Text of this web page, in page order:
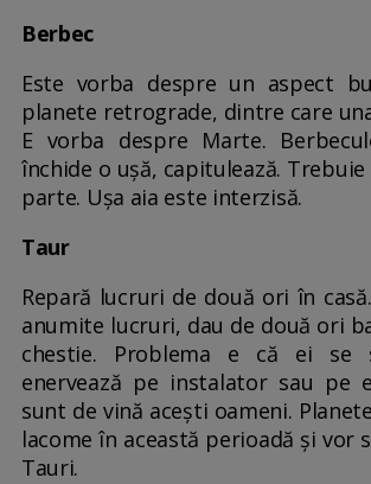
Berbec
Este vorba despre un aspect
planete retrograde, dintre care
E vorba despre Marte.
închide o ușă, capitulează.
parte. Ușa aia este interzisă.
Taur
Repară lucruri de două ori în
anumite lucruri, dau de două ori
chestie. Problema e că ei se
enervează pe instalator sau pe
sunt de vină acești oameni.
lacome în această perioadă și vor
Tauri.